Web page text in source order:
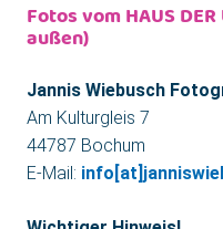
Fotos vom HAUS
außen)
Jannis Wiebusch
Am Kulturgleis 7
44787 Bochum
E-Mail: